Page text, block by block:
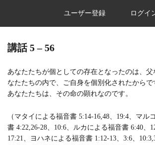
ユーザー登録 ログイ
講話 5 – 56
あなたたちが個としての存在となったのは、父
なたたちの内で、ご自身を個別化されたからで
あなたたちは、その命の顕れなのです。
（マタイによる福音書 5:14-16,48、19:4、マル
書 4:22,26-28、10:6、ルカによる福音書 6:40、
17:21、ヨハネによる福音書 1:12-13、3:6、